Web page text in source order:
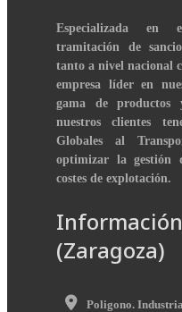
Especializada en
tramitación de
tanto a nivel nacional
empresa líder en
gama de productos
nuestros clientes
Globales al
optimizar la gestión
costes de explotación.
(Zaragoza)
Poligono.